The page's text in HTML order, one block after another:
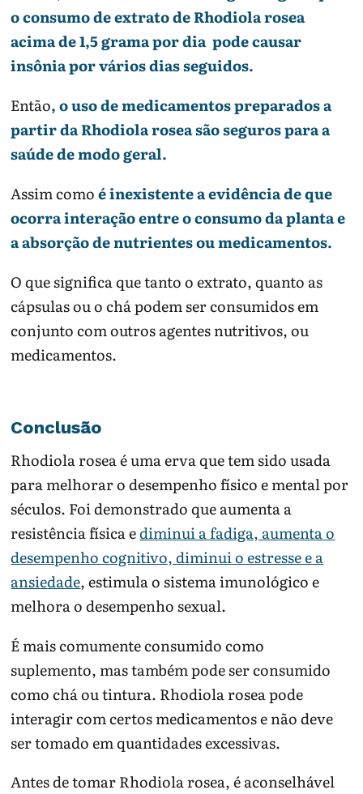
o consumo de extrato de Rhodiola rosea
acima de 1,5 grama por dia pode causar
insônia por vários dias seguidos.
Então, o uso de medicamentos preparados a
partir da Rhodiola rosea são seguros para a
saúde de modo geral.
Assim comoé inexistente a evidência de que
ocorra interação entre o consumo da planta e
a absorção de nutrientes ou medicamentos.
O que significa que tanto o extrato, quanto as
cápsulas ou o chá podem ser consumidos em
conjunto com outros agentes nutritivos, ou
medicamentos.
Conclusão
Rhodiola rosea é uma erva que tem sido usada
para melhorar o desempenho físico e mental por
séculos. Foi demonstrado que aumenta a
resistência física ediminui a fadiga, aumenta o
desempenho cognitivo, diminui o estresse e a
ansiedade, estimula o sistema imunológico e
melhora o desempenho sexual.
É mais comumente consumido como
suplemento, mas também pode ser consumido
como chá ou tintura. Rhodiola rosea pode
interagir com certos medicamentos e não deve
ser tomado em quantidades excessivas.
Antes de tomar Rhodiola rosea, é aconselhável